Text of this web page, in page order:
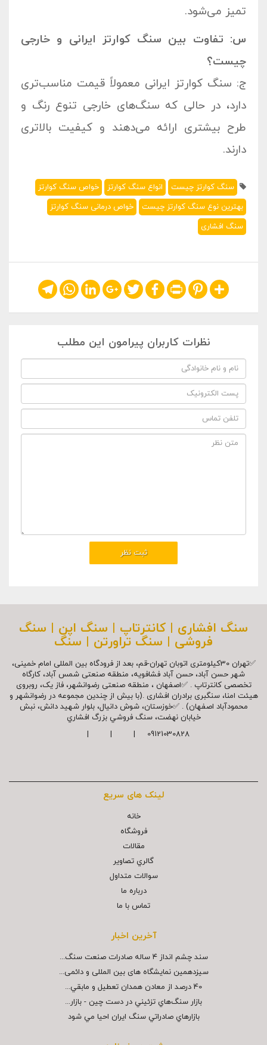
تمیز می‌شود.
س: تفاوت بین سنگ کوارتز ایرانی و خارجی
چیست؟
ج: سنگ کوارتز ایرانی معمولاً قیمت مناسب‌تری
دارد، در حالی که سنگ‌های خارجی تنوع رنگ و
طرح بیشتری ارائه می‌دهند و کیفیت بالاتری
دارند.
سنگ کوارتز چیست انواع سنگ کوارتز
خواص سنگ کوارتز
بهترین نوع سنگ کوارتز چیست
خواص درمانی سنگ کوارتز
سنگ افشاری
Share
Pinterest
Print
Facebook
Twitter
Google+
LinkedIn
WhatsApp
Telegram
نظرات کاربران پیرامون این مطلب
سنگ افشاری | کانترتاپ | سنگ اپن | سنگ
فروشی | سنگ تراورتن | سنگ
✅تهران 30کیلومتری اتوبان تهران-قم، بعد از فرودگاه بین المللی امام خمینی،
شهر حسن آباد، حسن آباد فشافویه، منطقه صنعتی شمس آباد، کارگاه
تخصصی کانترتاپ . ✅اصفهان ، منطقه صنعتی رضوانشهر، فاز یک، روبروی
هیئت امنا، سنگبری برادران افشاری .(با بیش از چندین مجموعه در رضوانشهر و
محمودآباد اصفهان) . ✅خوزستان، شوش دانیال، بلوار شهيد دانش، نبش
خیابان نهضت، سنگ فروشي بزرگ افشاري
09121030828 | | |
لینک های سریع
خانه
فروشگاه
مقالات
گالري تصاوير
سوالات متداول
درباره ما
تماس با ما
آخرین اخبار
سند چشم انداز ۴ ساله صادرات صنعت سنگ...
سیزدهمین نمایشگاه های بین المللی و دائمی...
40 درصد از معادن همدان تعطيل و مابقي...
بازار سنگ‌هاي تزئيني در دست چين - بازار...
بازارهاي صادراتي سنگ ايران احيا مي شود